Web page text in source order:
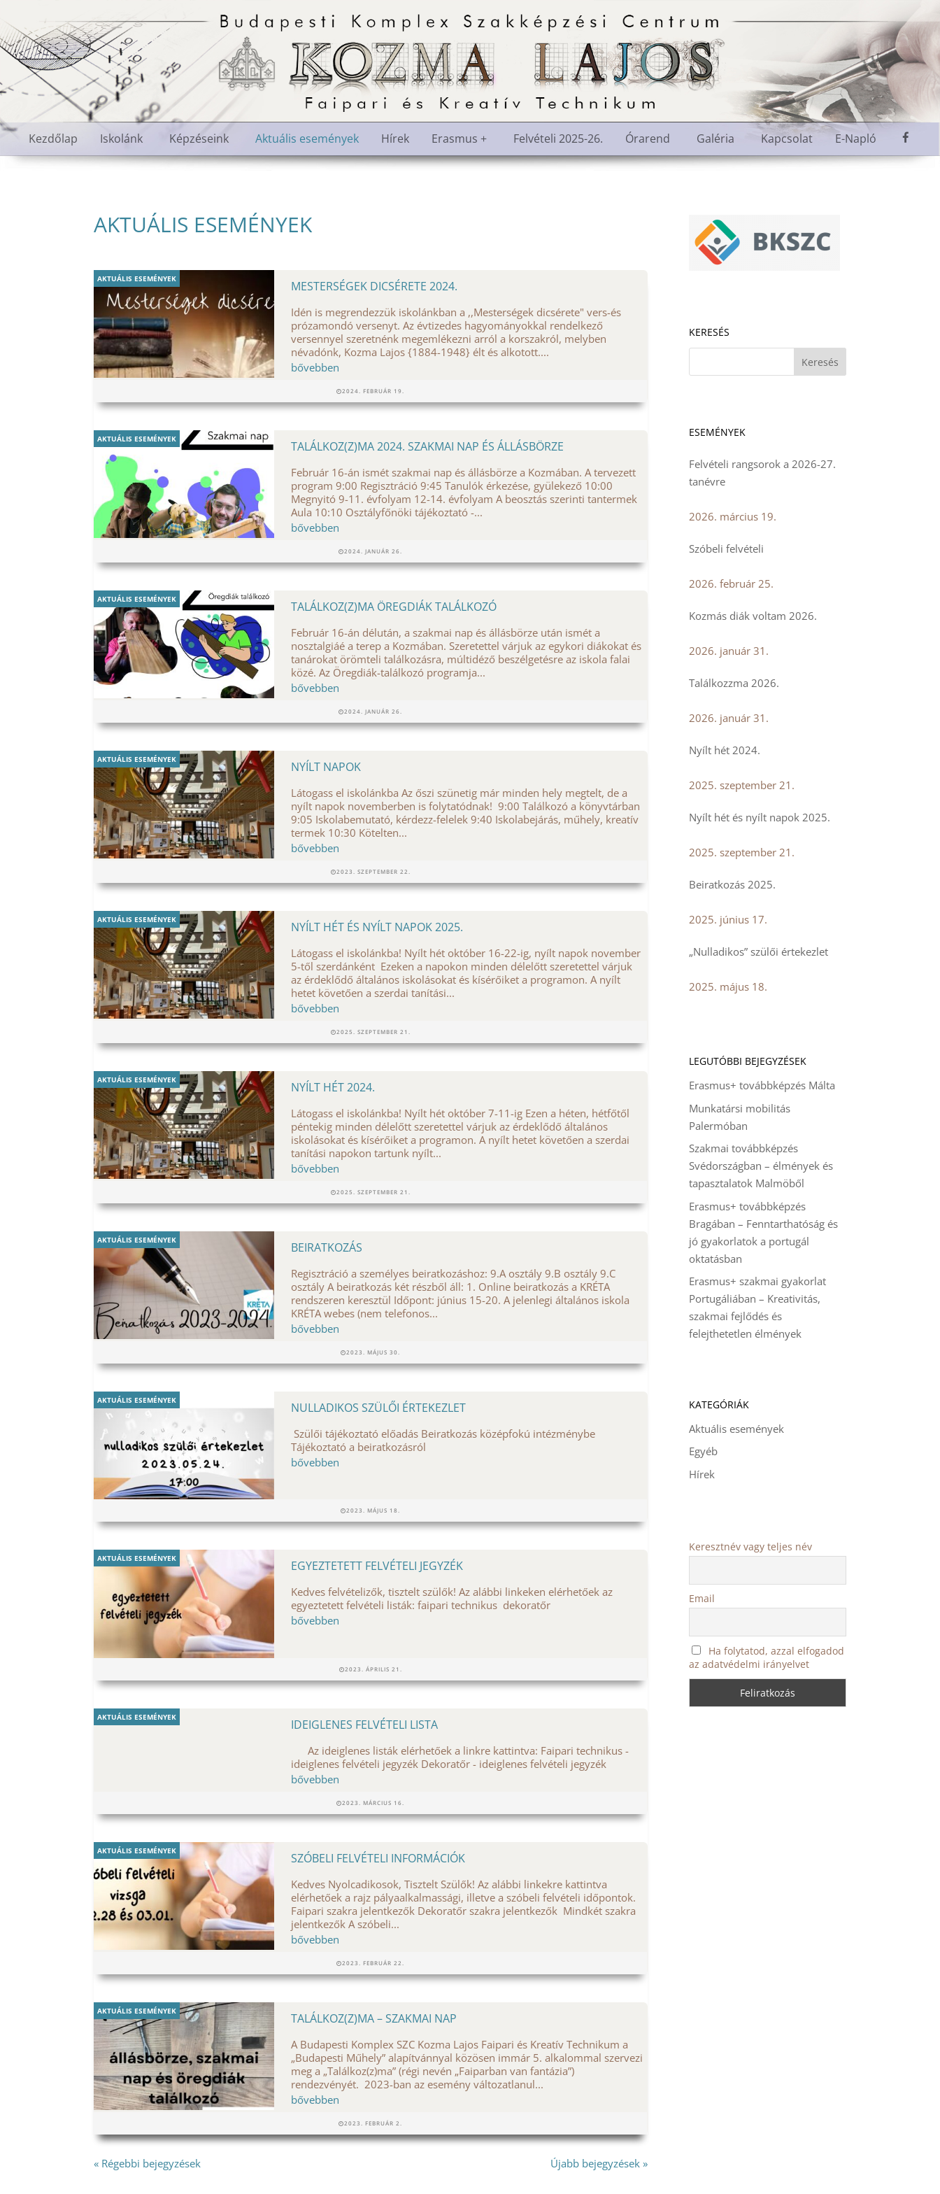
Kezdőlap Iskolánk Képzéseink Aktuális események Hírek Erasmus + Felvételi 2025-26. Órarend Galéria Kapcsolat E-Napló
n
AKTUÁLIS ESEMÉNYEK
AKTUÁLIS ESEMÉNYEK MESTERSÉGEK DICSÉRETE 2024.
Idén is megrendezzük iskolánkban a ,,Mesterségek dicsérete" vers-és
prózamondó versenyt. Az évtizedes hagyományokkal rendelkező
versennyel szeretnénk megemlékezni arról a korszakról, melyben
névadónk, Kozma Lajos {1884-1948} élt és alkotott....
bővebben
2024. FEBRUÁR 19.
AKTUÁLIS ESEMÉNYEK TALÁLKOZ(Z)MA 2024. SZAKMAI NAP ÉS ÁLLÁSBÖRZE
Február 16-án ismét szakmai nap és állásbörze a Kozmában. A tervezett
program 9:00 Regisztráció 9:45 Tanulók érkezése, gyülekező 10:00
Megnyitó 9-11. évfolyam 12-14. évfolyam A beosztás szerinti tantermek
Aula 10:10 Osztályfőnöki tájékoztató -...
bővebben
2024. JANUÁR 26.
AKTUÁLIS ESEMÉNYEK TALÁLKOZ(Z)MA ÖREGDIÁK TALÁLKOZÓ
Február 16-án délután, a szakmai nap és állásbörze után ismét a
nosztalgiáé a terep a Kozmában. Szeretettel várjuk az egykori diákokat és
tanárokat örömteli találkozásra, múltidéző beszélgetésre az iskola falai
közé. Az Öregdiák-találkozó programja...
bővebben
2024. JANUÁR 26.
AKTUÁLIS ESEMÉNYEK NYÍLT NAPOK
Látogass el iskolánkba Az őszi szünetig már minden hely megtelt, de a
nyílt napok novemberben is folytatódnak! 9:00 Találkozó a könyvtárban
9:05 Iskolabemutató, kérdezz-felelek 9:40 Iskolabejárás, műhely, kreatív
termek 10:30 Kötelten...
bővebben
2023. SZEPTEMBER 22.
AKTUÁLIS ESEMÉNYEK NYÍLT HÉT ÉS NYÍLT NAPOK 2025.
Látogass el iskolánkba! Nyílt hét október 16-22-ig, nyílt napok november
5-től szerdánként Ezeken a napokon minden délelőtt szeretettel várjuk
az érdeklődő általános iskolásokat és kísérőiket a programon. A nyílt
hetet követően a szerdai tanítási...
bővebben
2025. SZEPTEMBER 21.
AKTUÁLIS ESEMÉNYEK NYÍLT HÉT 2024.
Látogass el iskolánkba! Nyílt hét október 7-11-ig Ezen a héten, hétfőtől
péntekig minden délelőtt szeretettel várjuk az érdeklődő általános
iskolásokat és kísérőiket a programon. A nyílt hetet követően a szerdai
tanítási napokon tartunk nyílt...
bővebben
2025. SZEPTEMBER 21.
AKTUÁLIS ESEMÉNYEK BEIRATKOZÁS
Regisztráció a személyes beiratkozáshoz: 9.A osztály 9.B osztály 9.C
osztály A beiratkozás két részből áll: 1. Online beiratkozás a KRÉTA
rendszeren keresztül Időpont: június 15-20. A jelenlegi általános iskola
KRÉTA webes (nem telefonos...
bővebben
2023. MÁJUS 30.
AKTUÁLIS ESEMÉNYEK NULLADIKOS SZÜLŐI ÉRTEKEZLET
Szülői tájékoztató előadás Beiratkozás középfokú intézménybe
Tájékoztató a beiratkozásról
bővebben
2023. MÁJUS 18.
AKTUÁLIS ESEMÉNYEK EGYEZTETETT FELVÉTELI JEGYZÉK
Kedves felvételizők, tisztelt szülők! Az alábbi linkeken elérhetőek az
egyeztetett felvételi listák: faipari technikus dekoratőr
bővebben
2023. ÁPRILIS 21.
AKTUÁLIS ESEMÉNYEK IDEIGLENES FELVÉTELI LISTA
Az ideiglenes listák elérhetőek a linkre kattintva: Faipari technikus -
ideiglenes felvételi jegyzék Dekoratőr - ideiglenes felvételi jegyzék
bővebben
2023. MÁRCIUS 16.
AKTUÁLIS ESEMÉNYEK SZÓBELI FELVÉTELI INFORMÁCIÓK
Kedves Nyolcadikosok, Tisztelt Szülők! Az alábbi linkekre kattintva
elérhetőek a rajz pályaalkalmassági, illetve a szóbeli felvételi időpontok.
Faipari szakra jelentkezők Dekoratőr szakra jelentkezők Mindkét szakra
jelentkezők A szóbeli...
bővebben
2023. FEBRUÁR 22.
AKTUÁLIS ESEMÉNYEK TALÁLKOZ(Z)MA – SZAKMAI NAP
A Budapesti Komplex SZC Kozma Lajos Faipari és Kreatív Technikum a
„Budapesti Műhely” alapítvánnyal közösen immár 5. alkalommal szervezi
meg a „Találkoz(z)ma” (régi nevén „Faiparban van fantázia”)
rendezvényét. 2023-ban az esemény változatlanul...
bővebben
2023. FEBRUÁR 2.
« Régebbi bejegyzések Újabb bejegyzések »
KERESÉS
ESEMÉNYEK
Felvételi rangsorok a 2026-27.
tanévre
2026. március 19.
Szóbeli felvételi
2026. február 25.
Kozmás diák voltam 2026.
2026. január 31.
Találkozzma 2026.
2026. január 31.
Nyílt hét 2024.
2025. szeptember 21.
Nyílt hét és nyílt napok 2025.
2025. szeptember 21.
Beiratkozás 2025.
2025. június 17.
„Nulladikos” szülői értekezlet
2025. május 18.
LEGUTÓBBI BEJEGYZÉSEK
Erasmus+ továbbképzés Málta
Munkatársi mobilitás
Palermóban
Szakmai továbbképzés
Svédországban – élmények és
tapasztalatok Malmöből
Erasmus+ továbbképzés
Bragában – Fenntarthatóság és
jó gyakorlatok a portugál
oktatásban
Erasmus+ szakmai gyakorlat
Portugáliában – Kreativitás,
szakmai fejlődés és
felejthetetlen élmények
KATEGÓRIÁK
Aktuális események
Egyéb
Hírek
Keresztnév vagy teljes név
Email
Ha folytatod, azzal elfogadod
az adatvédelmi irányelvet